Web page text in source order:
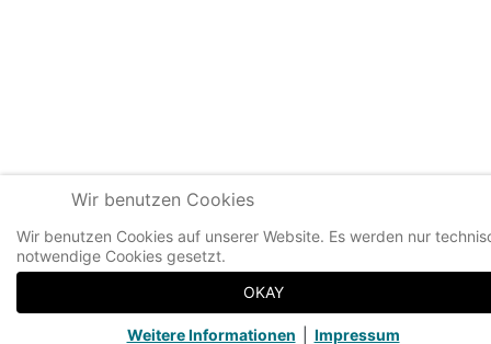
Wir benutzen Cookies
Wir benutzen Cookies auf unserer Website. Es werden nur
notwendige Cookies gesetzt.
OKAY
Weitere Informationen Impressum